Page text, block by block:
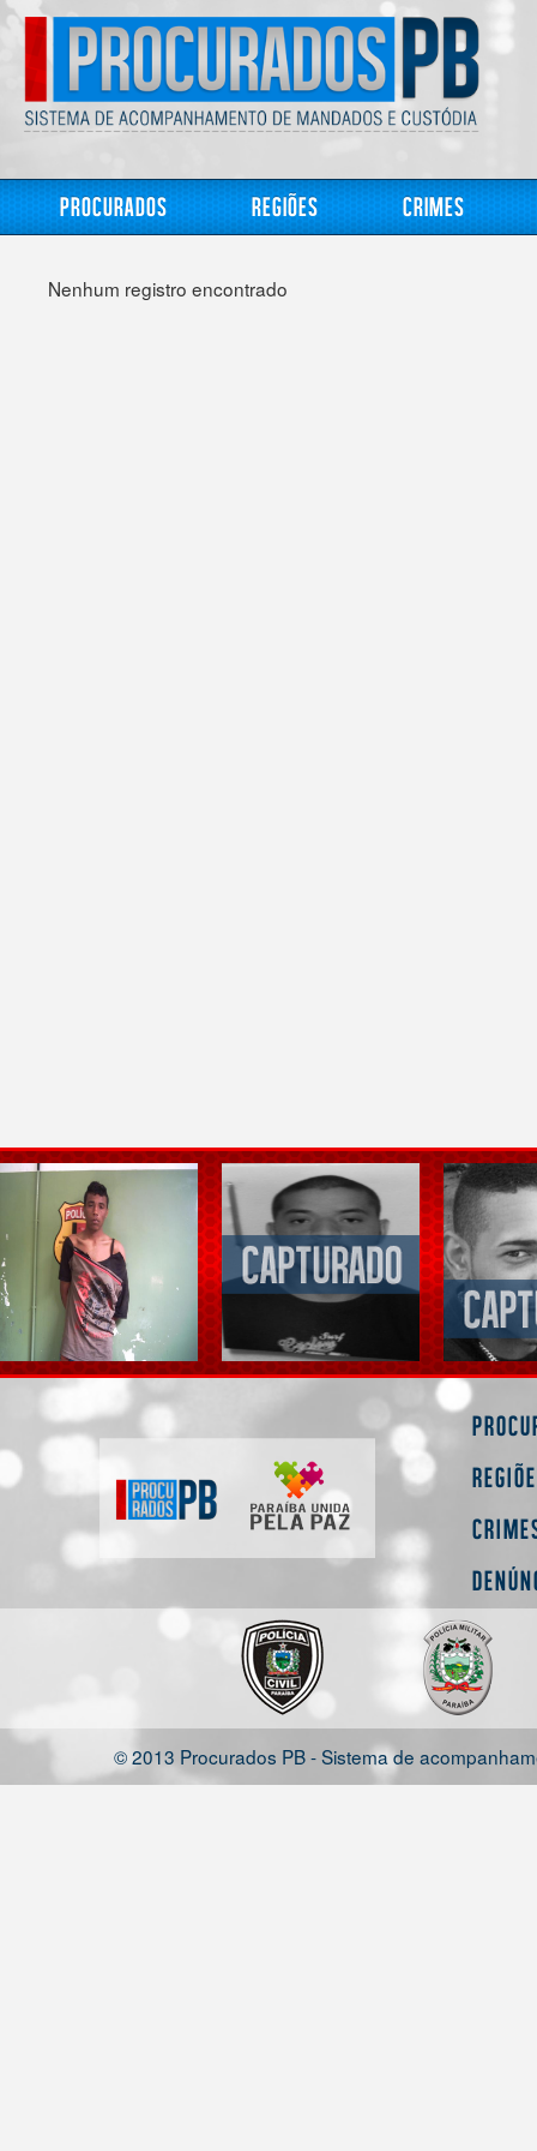
Procurados Regiões Crimes
Nenhum registro encontrado
© 2013 Procurados PB - Sistema de